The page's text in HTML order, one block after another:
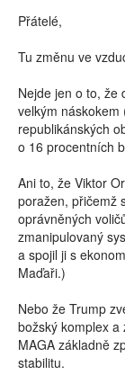
Přátelé,
Tu změnu ve
Nejde jen o to, že
velkým
republikánských
o 16 procentních
Ani to, že Viktor
poražen, přičemž
oprávněných
zmanipulovaný
a spojil ji s
Maďaři.)
Nebo že Trump
božský komplex a
MAGA základně
stabilitu.